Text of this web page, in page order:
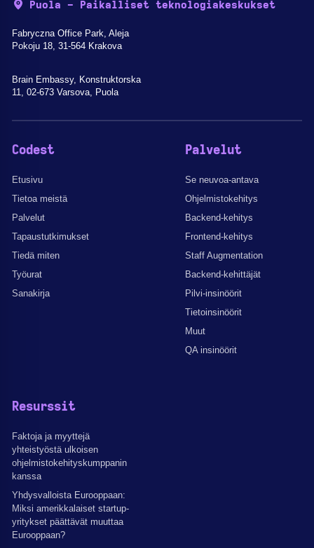
Puola - Paikalliset teknologiakeskukset
Fabryczna Office Park, Aleja
Pokoju 18, 31-564 Krakova
Brain Embassy, Konstruktorska
11, 02-673 Varsova, Puola
Codest
Etusivu
Tietoa meistä
Palvelut
Tapaustutkimukset
Tiedä miten
Työurat
Sanakirja
Palvelut
Se neuvoa-antava
Ohjelmistokehitys
Backend-kehitys
Frontend-kehitys
Staff Augmentation
Backend-kehittäjät
Pilvi-insinöörit
Tietoinsinöörit
Muut
QA insinöörit
Resurssit
Faktoja ja myyttejä
yhteistyöstä ulkoisen
ohjelmistokehityskumppanin
kanssa
Yhdysvalloista Eurooppaan:
Miksi amerikkalaiset startup-
yritykset päättävät muuttaa
Eurooppaan?